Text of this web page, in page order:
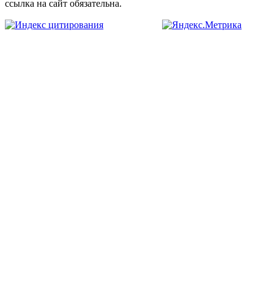
ссылка на сайт обязательна.